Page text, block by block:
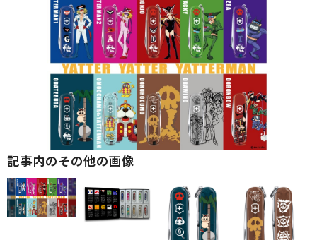
記事内のその他の画像